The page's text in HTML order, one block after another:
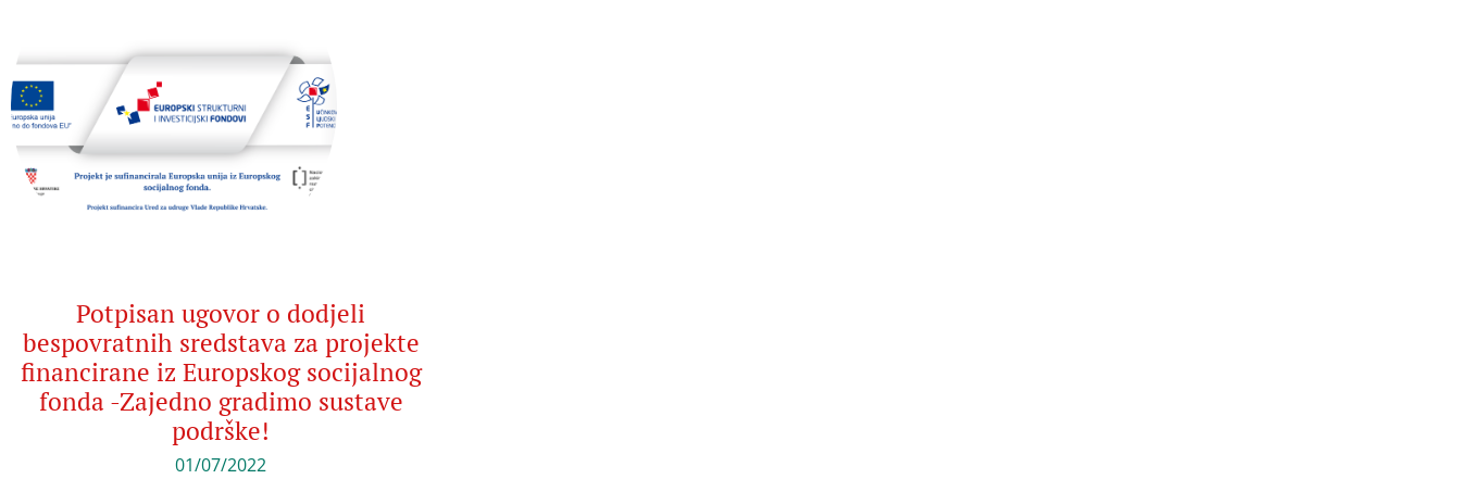
Potpisan ugovor o dodjeli
bespovratnih sredstava za projekte
financirane iz Europskog socijalnog
fonda -Zajedno gradimo sustave
podrške!
01/07/2022